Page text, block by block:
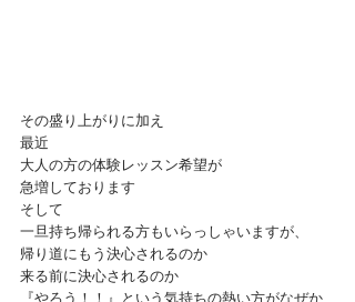
その盛り上がりに加え
最近
大人の方の体験レッスン希望が
急増しております
そして
一旦持ち帰られる方もいらっしゃいますが、
帰り道にもう決心されるのか
来る前に決心されるのか
『やろう！！』という気持ちの熱い方がなぜか